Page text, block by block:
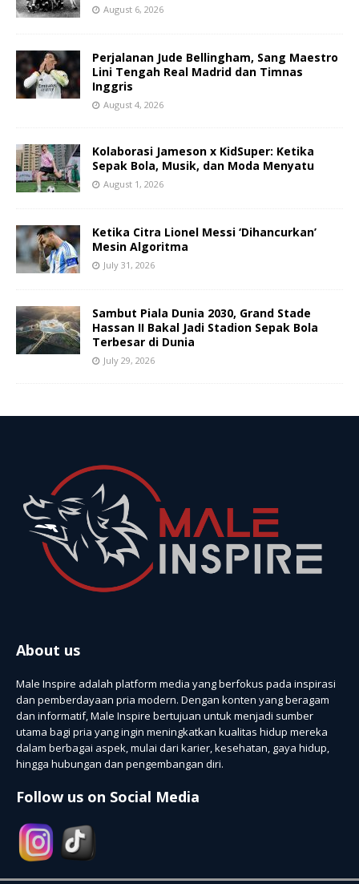
August 6, 2026
Perjalanan Jude Bellingham, Sang Maestro
Lini Tengah Real Madrid dan Timnas
Inggris
August 4, 2026
Kolaborasi Jameson x KidSuper: Ketika
Sepak Bola, Musik, dan Moda Menyatu
August 1, 2026
Ketika Citra Lionel Messi ‘Dihancurkan’
Mesin Algoritma
July 31, 2026
Sambut Piala Dunia 2030, Grand Stade
Hassan II Bakal Jadi Stadion Sepak Bola
Terbesar di Dunia
July 29, 2026
About us
Male Inspire adalah platform media yang berfokus pada inspirasi
dan pemberdayaan pria modern. Dengan konten yang beragam
dan informatif, Male Inspire bertujuan untuk menjadi sumber
utama bagi pria yang ingin meningkatkan kualitas hidup mereka
dalam berbagai aspek, mulai dari karier, kesehatan, gaya hidup,
hingga hubungan dan pengembangan diri.
Follow us on Social Media